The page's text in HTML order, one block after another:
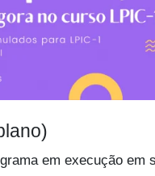
em execução em